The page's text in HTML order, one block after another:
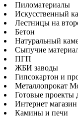
Пиломатериалы
Искусственный
Лестницы на
Бетон
Натуральный
Сыпучие
ПГП
ЖБИ заводы
Гипсокартон и
Металлопрокат
Готовые проекты
Интернет
Камины и печи